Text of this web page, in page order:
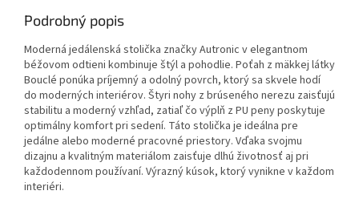
Podrobný popis
Moderná jedálenská stolička značky Autronic v elegantnom
béžovom odtieni kombinuje štýl a pohodlie. Poťah z mäkkej látky
Bouclé ponúka príjemný a odolný povrch, ktorý sa skvele hodí
do moderných interiérov. Štyri nohy z brúseného nerezu zaisťujú
stabilitu a moderný vzhľad, zatiaľ čo výplň z PU peny poskytuje
optimálny komfort pri sedení. Táto stolička je ideálna pre
jedálne alebo moderné pracovné priestory. Vďaka svojmu
dizajnu a kvalitným materiálom zaisťuje dlhú životnosť aj pri
každodennom používaní. Výrazný kúsok, ktorý vynikne v každom
interiéri.